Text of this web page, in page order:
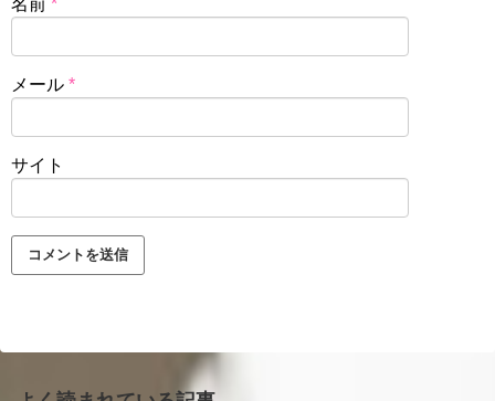
メール *
サイト